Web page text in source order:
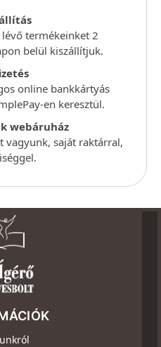
lévő termékeinket 2
belül kiszállítjuk.
online bankkártyás
en keresztül.
webáruház
vagyunk, saját raktárral,